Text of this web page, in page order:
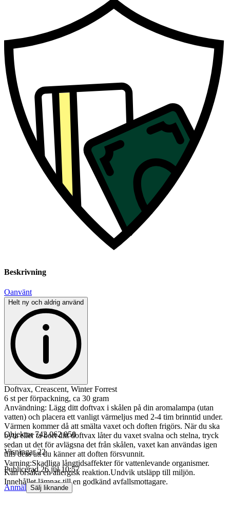
Beskrivning
Oanvänt
Helt ny och aldrig använd
Doftvax, Creascent, Winter Forrest
6 st per förpackning, ca 30 gram
Användning: Lägg ditt doftvax i skålen på din aromalampa (utan
vatten) och placera ett vanligt värmeljus med 2-4 tim brinntid under.
Värmen kommer då att smälta vaxet och doften frigörs. När du ska
byta eller ta bort ditt doftvax låter du vaxet svalna och stelna, tryck
sedan ut det för avlägsna det från skålen, vaxet kan användas igen
tills dess att du känner att doften försvunnit.
Varning:Skadliga långtidsaffekter för vattenlevande organismer.
Kan orsaka en allergisk reaktion.Undvik utsläpp till miljön.
Innehållet lämnas till en godkänd avfallsmottagare.
Objektnr 742 062 050
Visningar 22
Publicerad 26 jul 10:57
Anmäl Sälj liknande